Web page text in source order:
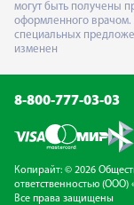
могут быть получены
оформленного врачом.
специальных
изменен
8-800-777-03-03
Копирайт: © 2026
ответственностью (ООО)
Все права защищены